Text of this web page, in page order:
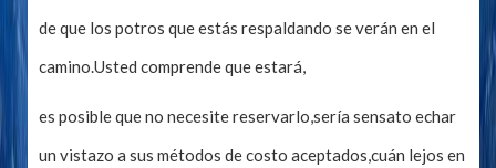
de que los potros que estás respaldando se verán en el
camino.Usted comprende que estará,
es posible que no necesite reservarlo,sería sensato echar
un vistazo a sus métodos de costo aceptados,cuán lejos en